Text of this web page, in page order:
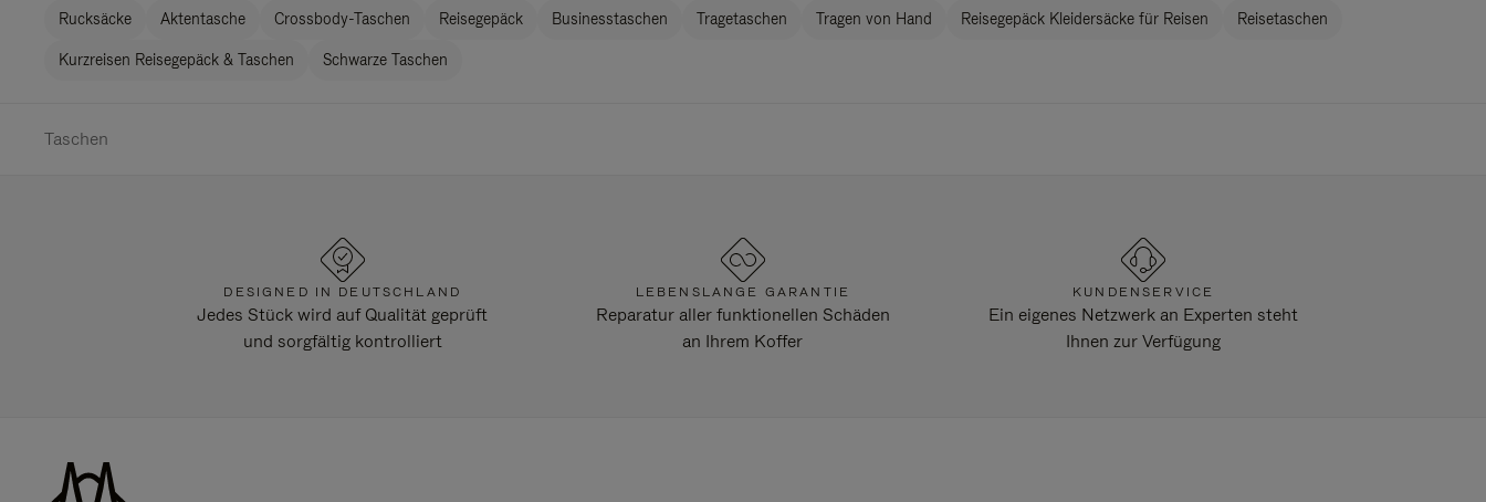
Rucksäcke Aktentasche Crossbody-Taschen Reisegepäck Businesstaschen Tragetaschen Tragen von Hand Reisegepäck Kleidersäcke für Reisen Reisetaschen
Kurzreisen Reisegepäck & Taschen Schwarze Taschen
Taschen
DESIGNED IN DEUTSCHLAND
Jedes Stück wird auf Qualität geprüft
und sorgfältig kontrolliert
LEBENSLANGE GARANTIE
Reparatur aller funktionellen Schäden
an Ihrem Koffer
KUNDENSERVICE
Ein eigenes Netzwerk an Experten steht
Ihnen zur Verfügung